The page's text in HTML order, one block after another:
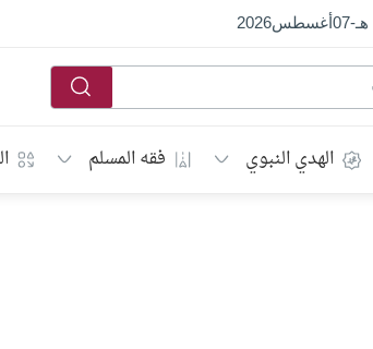
-
07أغسطس2026
الهدي النبوي فقه المسلم